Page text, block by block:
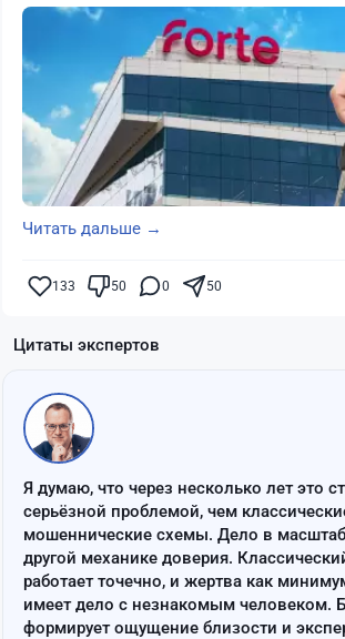
Читать дальше →
133 50 0 50
Цитаты экспертов
Я думаю, что через несколько лет это
серьёзной проблемой, чем
мошеннические схемы. Дело в
другой механике доверия.
работает точечно, и жертва как
имеет дело с незнакомым человеком.
формирует ощущение близости и